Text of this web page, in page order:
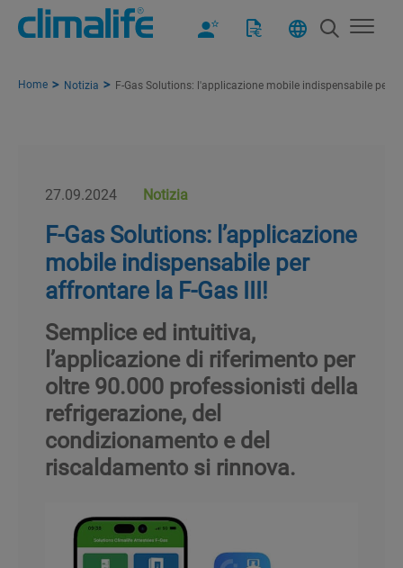
Home Notizia F-Gas Solutions: l'applicazione mobile indispensabile per
27.09.2024 Notizia
F-Gas Solutions: l’applicazione
mobile indispensabile per
affrontare la F-Gas III!
Semplice ed intuitiva,
l’applicazione di riferimento per
oltre 90.000 professionisti della
refrigerazione, del
condizionamento e del
riscaldamento si rinnova.